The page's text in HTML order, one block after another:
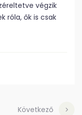
végzik
róla, ők is csak
Következő